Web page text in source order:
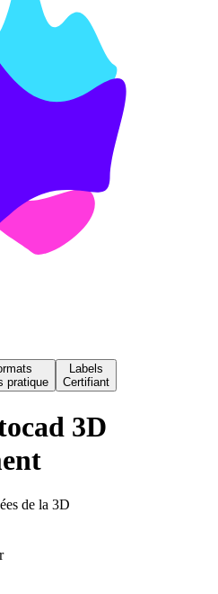
pratique
Labels
Certifiant
3D
de la 3D